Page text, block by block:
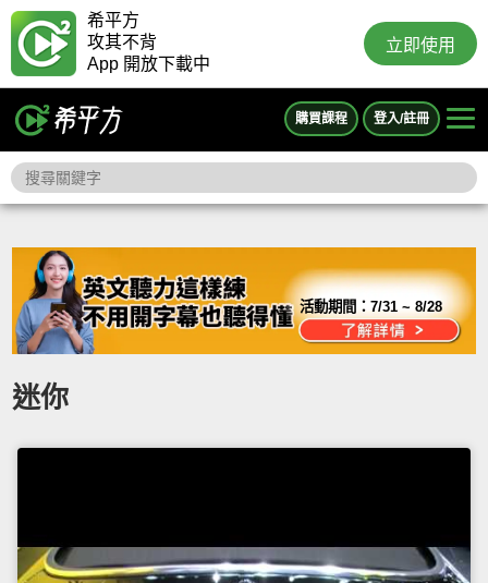
希平方
攻其不背
App 開放下載中
立即使用
購買課程 登入/註冊
活動期間：7/31 ~ 8/28
迷你